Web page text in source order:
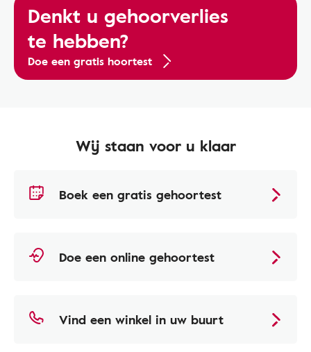
Denkt u gehoorverlies
te hebben?
Doe een gratis hoortest
Wij staan voor u klaar
Boek een gratis gehoortest
Doe een online gehoortest
Vind een winkel in uw buurt